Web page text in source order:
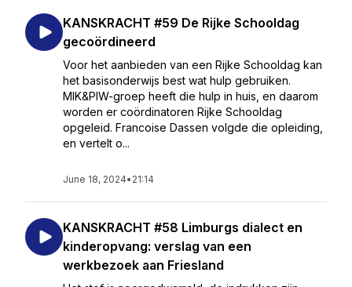
KANSKRACHT #59 De Rijke Schooldag
gecoördineerd
Voor het aanbieden van een Rijke Schooldag kan
het basisonderwijs best wat hulp gebruiken.
MIK&PIW-groep heeft die hulp in huis, en daarom
worden er coördinatoren Rijke Schooldag
opgeleid. Francoise Dassen volgde die opleiding,
en vertelt o...
June 18, 2024• 21:14
KANSKRACHT #58 Limburgs dialect en
kinderopvang: verslag van een
werkbezoek aan Friesland